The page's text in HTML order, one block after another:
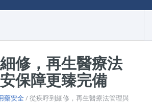
修，再生醫療法
保障更臻完備
藥安全/ 從疾呼到細修，再生醫療法管理與